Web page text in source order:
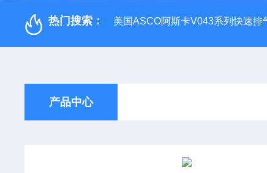
热门搜索： 美国ASCO阿斯卡V043系列快速排
产品中心